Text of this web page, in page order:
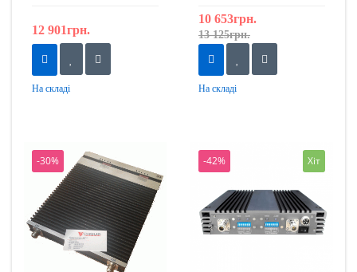
12 901грн.
На складі
10 653грн.
13 125грн.
На складі
-30% -42% Хіт